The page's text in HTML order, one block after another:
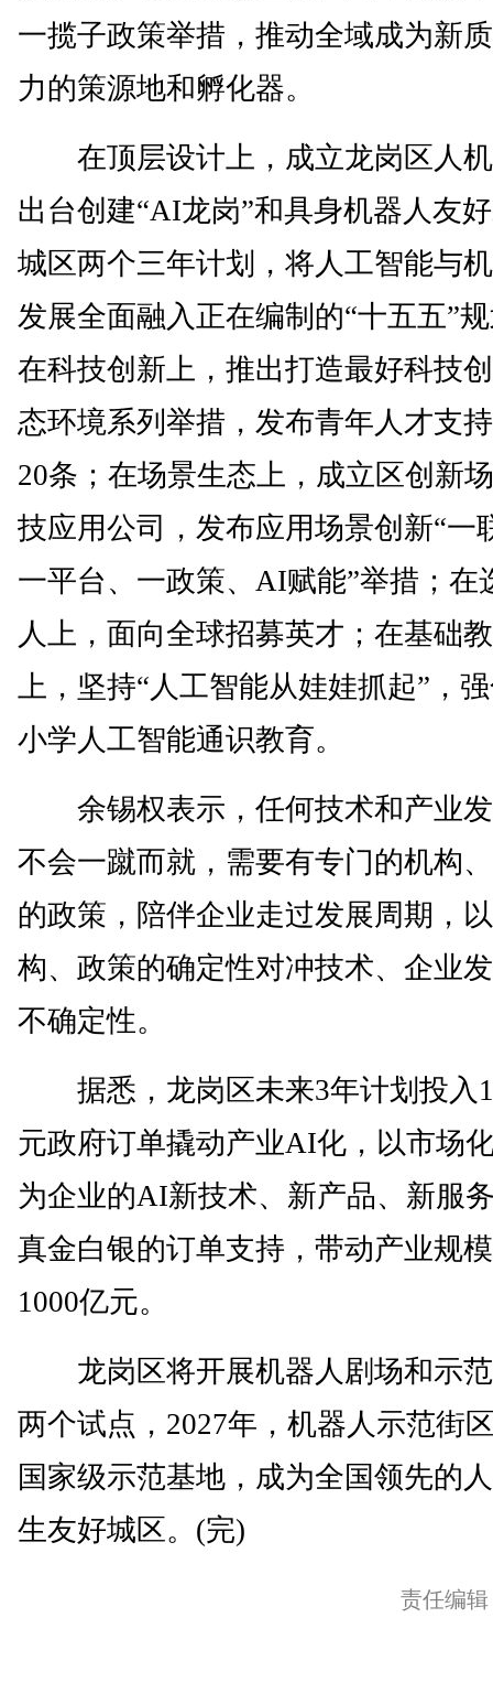
一揽子政策举措，推动全域成为新
力的策源地和孵化器。
在顶层设计上，成立龙岗区人
出台创建“AI龙岗”和具身机器人友
城区两个三年计划，将人工智能与
发展全面融入正在编制的“十五五”
在科技创新上，推出打造最好科技
态环境系列举措，发布青年人才支
20条；在场景生态上，成立区创新
技应用公司，发布应用场景创新“一
一平台、一政策、AI赋能”举措；在
人上，面向全球招募英才；在基础
上，坚持“人工智能从娃娃抓起”，
小学人工智能通识教育。
余锡权表示，任何技术和产业
不会一蹴而就，需要有专门的机构
的政策，陪伴企业走过发展周期，
构、政策的确定性对冲技术、企业
不确定性。
据悉，龙岗区未来3年计划投入
元政府订单撬动产业AI化，以市场
为企业的AI新技术、新产品、新服
真金白银的订单支持，带动产业规
1000亿元。
龙岗区将开展机器人剧场和示
两个试点，2027年，机器人示范街
国家级示范基地，成为全国领先的
生友好城区。(完)
责任编